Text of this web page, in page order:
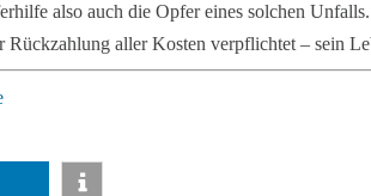
also auch die Opfer eines solchen
aller Kosten verpflichtet – sein